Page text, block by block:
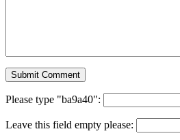
Please type "ba9a40":
Leave this field empty please: